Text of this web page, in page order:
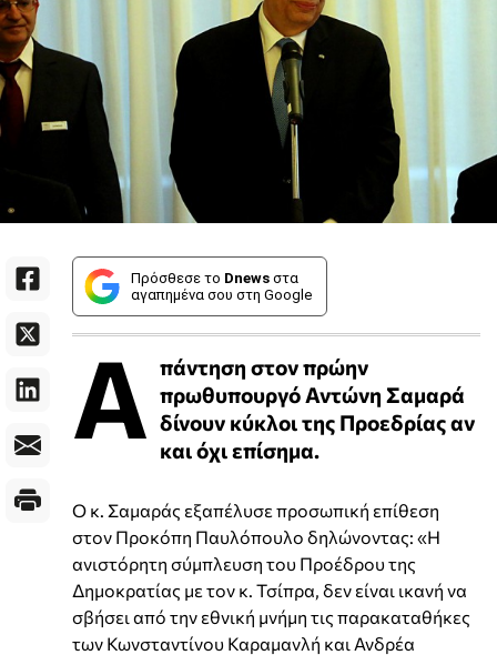
Πρόσθεσε το Dnews στα
αγαπημένα σου στη Google
Α πάντηση στον πρώην
πρωθυπουργό Αντώνη Σαμαρά
δίνουν κύκλοι της Προεδρίας αν
και όχι επίσημα.
Ο κ. Σαμαράς εξαπέλυσε προσωπική επίθεση
στον Προκόπη Παυλόπουλο δηλώνοντας: «Η
ανιστόρητη σύμπλευση του Προέδρου της
Δημοκρατίας με τον κ. Τσίπρα, δεν είναι ικανή να
σβήσει από την εθνική μνήμη τις παρακαταθήκες
των Κωνσταντίνου Καραμανλή και Ανδρέα